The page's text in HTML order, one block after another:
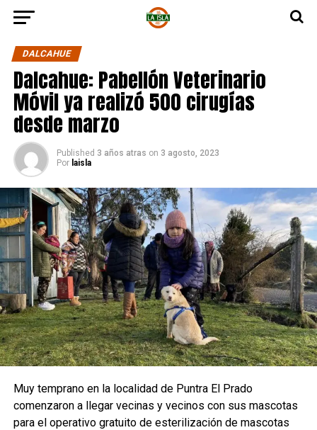
DALCAHUE
Dalcahue: Pabellón Veterinario
Móvil ya realizó 500 cirugías
desde marzo
Published 3 años atras on 3 agosto, 2023
Por laisla
Muy temprano en la localidad de Puntra El Prado
comenzaron a llegar vecinas y vecinos con sus mascotas
para el operativo gratuito de esterilización de mascotas